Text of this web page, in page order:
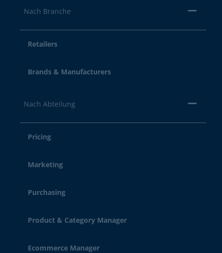
Nach Branche
Retailers
Brands & Manufacturers
Nach Abteilung
Pricing
Marketing
Purchasing
Product & Category Manager
Ecommerce Manager